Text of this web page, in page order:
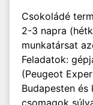
Csokoládé
2-3 napra
munkatársat
Feladatok:
(Peugeot
Budapesten
csomagok